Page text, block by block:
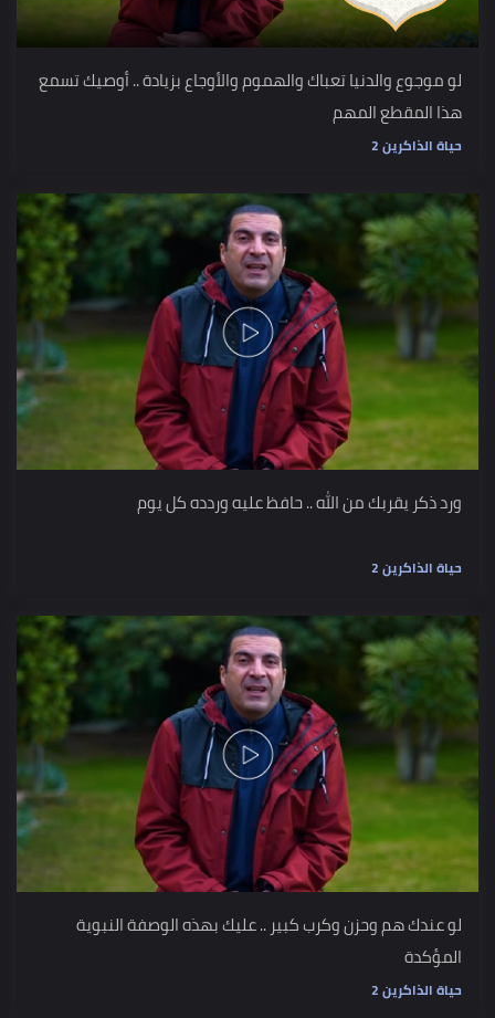
لو موجوع والدنيا تعباك والهموم والأوجاع بزيادة .. أوصيك تسمع
هذا المقطع المهم
حياة الذاكرين 2
ورد ذكر يقربك من الله .. حافظ عليه وردده كل يوم
حياة الذاكرين 2
لو عندك هم وحزن وكرب كبير .. عليك بهذه الوصفة النبوية
المؤكدة
حياة الذاكرين 2